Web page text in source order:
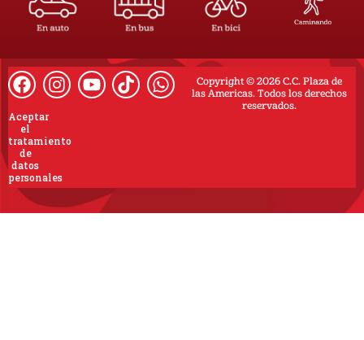
Copyright © 2026 C.C. Plaza de
las Americas. Todos los derechos
reservados.
Aceptar
el
tratamiento
de
datos
personales